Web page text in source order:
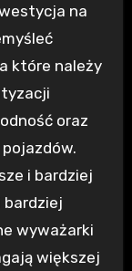
na
które należy
oraz
i bardziej
bardziej
wyważarki
większej